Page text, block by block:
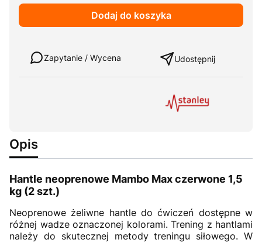
Dodaj do koszyka
Zapytanie / Wycena Udostępnij
Opis
Hantle neoprenowe Mambo Max czerwone 1,5
kg (2 szt.)
Neoprenowe żeliwne hantle do ćwiczeń dostępne w
różnej wadze oznaczonej kolorami. Trening z hantlami
należy do skutecznej metody treningu siłowego. W